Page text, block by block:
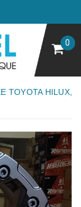
0
TOYOTA HILUX,